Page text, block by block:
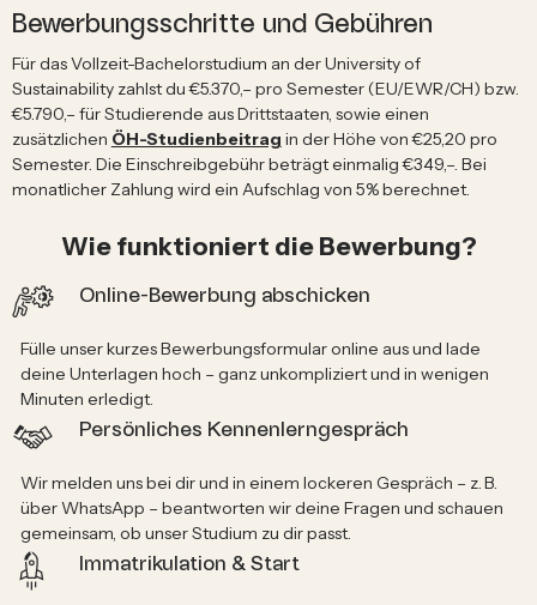
Bewerbungsschritte und Gebühren
Für das Vollzeit-Bachelorstudium an der University of
Sustainability zahlst du €5.370,– pro Semester (EU/EWR/CH) bzw.
€5.790,– für Studierende aus Drittstaaten, sowie einen
zusätzlichen ÖH-Studienbeitrag in der Höhe von €25,20 pro
Semester. Die Einschreibgebühr beträgt einmalig €349,–. Bei
monatlicher Zahlung wird ein Aufschlag von 5% berechnet.
Wie funktioniert die Bewerbung?
Online-Bewerbung abschicken
Fülle unser kurzes Bewerbungsformular online aus und lade
deine Unterlagen hoch – ganz unkompliziert und in wenigen
Minuten erledigt.
Persönliches Kennenlerngespräch
Wir melden uns bei dir und in einem lockeren Gespräch – z. B.
über WhatsApp – beantworten wir deine Fragen und schauen
gemeinsam, ob unser Studium zu dir passt.
Immatrikulation & Start